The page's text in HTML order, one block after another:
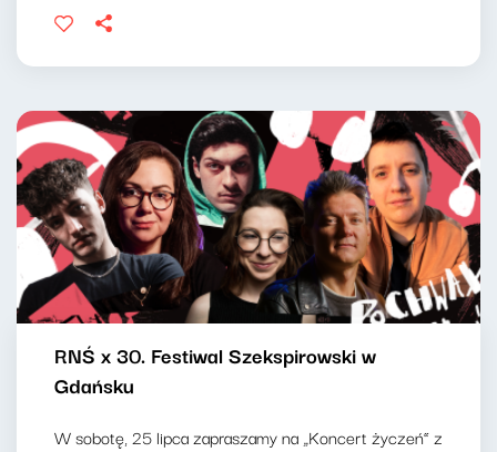
RNŚ x 30. Festiwal Szekspirowski w
Gdańsku
W sobotę, 25 lipca zapraszamy na „Koncert życzeń” z